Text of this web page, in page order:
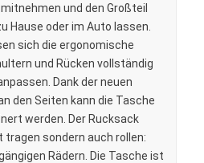
und den Großteil
Hause oder im Auto lassen.
sich die ergonomische
und Rücken vollständig
Dank der neuen
den Seiten kann die Tasche
werden. Der Rucksack
sondern auch rollen:
Rädern. Die Tasche ist